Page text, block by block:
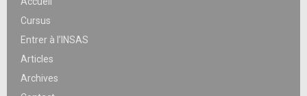
Cursus
Entrer à l’INSAS
Articles
Archives